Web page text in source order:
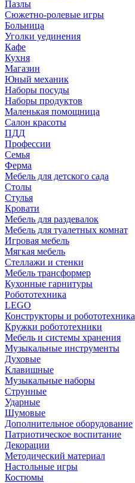
Пазлы
Сюжетно-ролевые игры
Больница
Уголки уединения
Кафе
Кухня
Магазин
Юный механик
Наборы посуды
Наборы продуктов
Маленькая помощница
Салон красоты
ПДД
Профессии
Семья
Ферма
Мебель для детского сада
Столы
Cтулья
Кровати
Мебель для раздевалок
Мебель для туалетных комнат
Игровая мебель
Мягкая мебель
Стеллажи и стенки
Мебель трансформер
Кухонные гарнитуры
Робототехника
LEGO
Конструкторы и робототехника
Кружки робототехники
Мебель и системы хранения
Музыкальные инструменты
Духовые
Клавишные
Музыкальные наборы
Струнные
Ударные
Шумовые
Дополнительное оборудование
Патриотическое воспитание
Декорации
Методический материал
Настольные игры
Костюмы